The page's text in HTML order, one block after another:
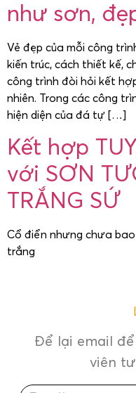
như sơn,
Vẻ đẹp của mỗi công
kiến trúc, cách thiết kế,
công trình đòi hỏi kết
nhiên. Trong các công
hiện diện của đá tự […]
Kết hợp
với SƠN
TRẮNG SỨ
Cổ điển nhưng chưa
trắng
Để lại email
viên